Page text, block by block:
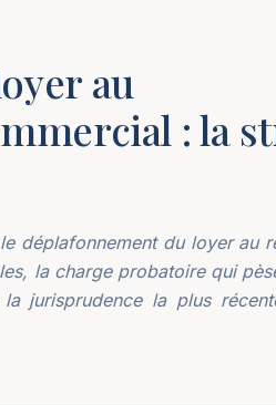
au
: la
déplafonnement du loyer au
la charge probatoire qui
jurisprudence la plus